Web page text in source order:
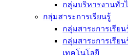
กลุ่มบริหารงานทั่ว
กลุ่มสาระการเรียนรู้
กลุ่มสาระการเรีย
กลุ่มสาระการเรีย
เทคโนโลยี